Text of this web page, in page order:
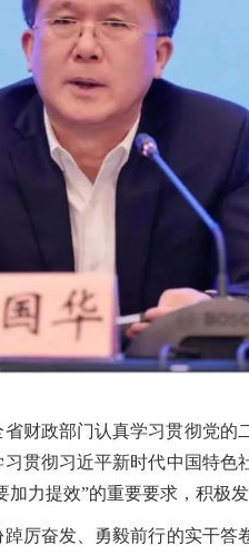
政部门认真学习贯彻党的
贯彻习近平新时代中国特
力提效”的重要要求，积极
奋发、勇毅前行的实干答